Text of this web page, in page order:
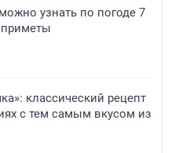
узнать по погоде 7
классический рецепт
с тем самым вкусом из